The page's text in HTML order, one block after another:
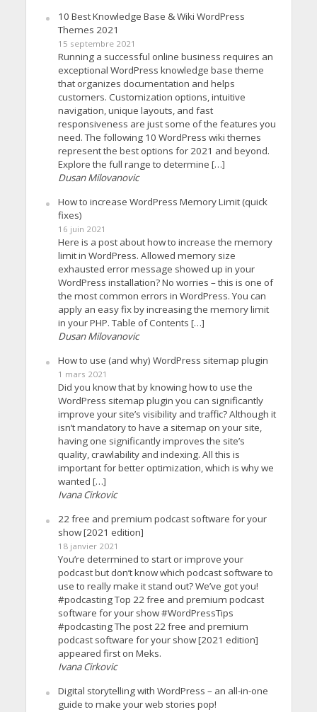
10 Best Knowledge Base & Wiki WordPress
Themes 2021
15 septembre 2021
Running a successful online business requires an
exceptional WordPress knowledge base theme
that organizes documentation and helps
customers. Customization options, intuitive
navigation, unique layouts, and fast
responsiveness are just some of the features you
need. The following 10 WordPress wiki themes
represent the best options for 2021 and beyond.
Explore the full range to determine […]
Dusan Milovanovic
How to increase WordPress Memory Limit (quick
fixes)
16 juin 2021
Here is a post about how to increase the memory
limit in WordPress. Allowed memory size
exhausted error message showed up in your
WordPress installation? No worries – this is one of
the most common errors in WordPress. You can
apply an easy fix by increasing the memory limit
in your PHP. Table of Contents […]
Dusan Milovanovic
How to use (and why) WordPress sitemap plugin
1 mars 2021
Did you know that by knowing how to use the
WordPress sitemap plugin you can significantly
improve your site’s visibility and traffic? Although it
isn’t mandatory to have a sitemap on your site,
having one significantly improves the site’s
quality, crawlability and indexing. All this is
important for better optimization, which is why we
wanted […]
Ivana Cirkovic
22 free and premium podcast software for your
show [2021 edition]
18 janvier 2021
You’re determined to start or improve your
podcast but don’t know which podcast software to
use to really make it stand out? We’ve got you!
#podcasting Top 22 free and premium podcast
software for your show #WordPressTips
#podcasting The post 22 free and premium
podcast software for your show [2021 edition]
appeared first on Meks.
Ivana Cirkovic
Digital storytelling with WordPress – an all-in-one
guide to make your web stories pop!